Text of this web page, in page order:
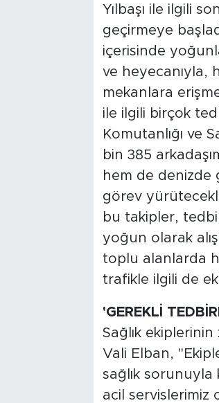
Yılbaşı ile ilgili
geçirmeye
içerisinde
ve heyecanıyla,
mekanlara
ile ilgili birçok
Komutanlığı ve
bin 385
hem de denizde
görev
bu takipler,
yoğun olarak
toplu alanlarda
trafikle ilgili de
'GEREKLİ
Sağlık
Vali Elban,
sağlık sorunuyla
acil servislerimiz